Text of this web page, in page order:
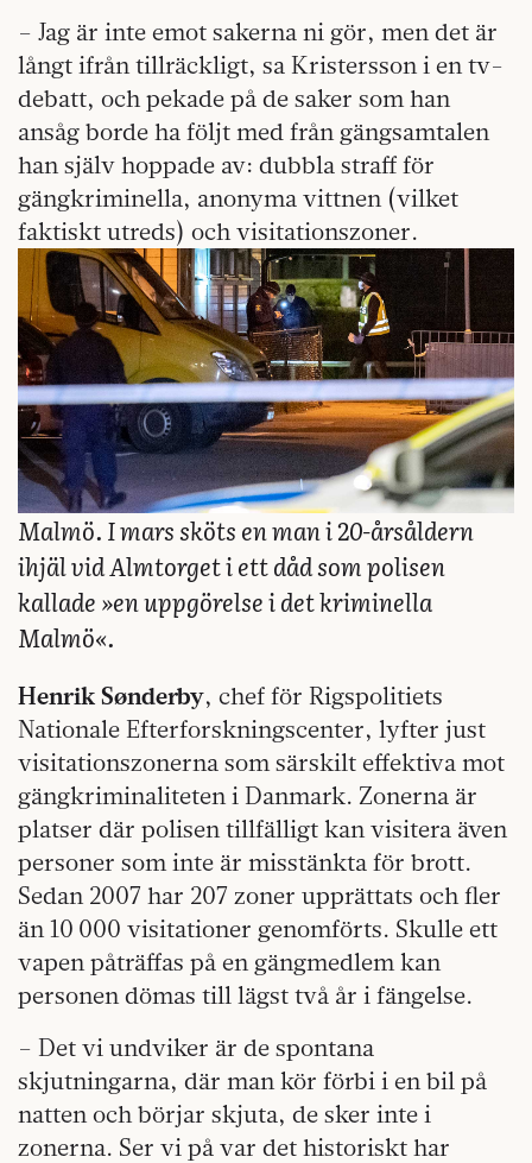
– Jag är inte emot sakerna ni gör, men det är
långt ifrån tillräckligt, sa Kristersson i en tv-
debatt, och pekade på de saker som han
ansåg borde ha följt med från gängsamtalen
han själv hoppade av: dubbla straff för
gängkriminella, anonyma vittnen (vilket
faktiskt utreds) och visitationszoner.
Malmö. I mars sköts en man i 20-årsåldern
ihjäl vid Almtorget i ett dåd som polisen
kallade »en uppgörelse i det kriminella
Malmö«.
Henrik Sønderby, chef för Rigspolitiets
Nationale Efterforskningscenter, lyfter just
visitationszonerna som särskilt effektiva mot
gängkriminaliteten i Danmark. Zonerna är
platser där polisen tillfälligt kan visitera även
personer som inte är misstänkta för brott.
Sedan 2007 har 207 zoner upprättats och fler
än 10 000 visitationer genomförts. Skulle ett
vapen påträffas på en gängmedlem kan
personen dömas till lägst två år i fängelse.
– Det vi undviker är de spontana
skjutningarna, där man kör förbi i en bil på
natten och börjar skjuta, de sker inte i
zonerna. Ser vi på var det historiskt har